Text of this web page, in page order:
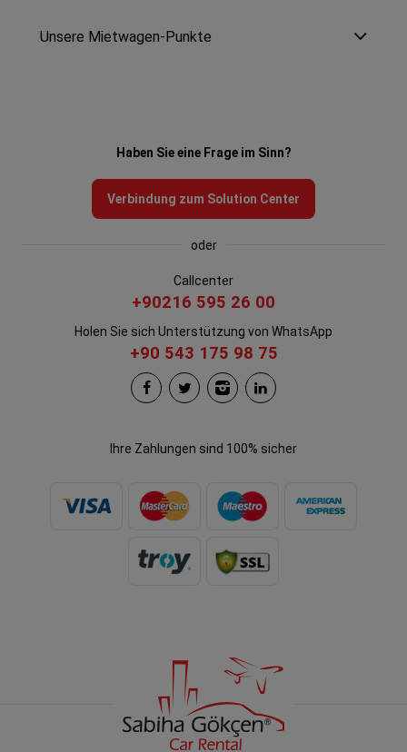
Unsere Mietwagen-Punkte
Haben Sie eine Frage im Sinn?
Verbindung zum Solution Center
oder
Callcenter
+90216 595 26 00
Holen Sie sich Unterstützung von WhatsApp
+90 543 175 98 75
Ihre Zahlungen sind 100% sicher